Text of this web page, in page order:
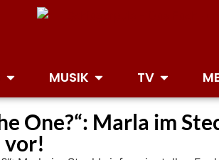
MUSIK TV
One?“: Marla im
vor!